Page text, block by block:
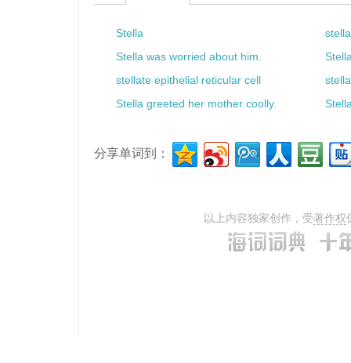
Stella
Stella was worried about him.
stellate epithelial reticular cell
Stella greeted her mother coolly.
分享单词到：
以上内容独家创作，受著作权